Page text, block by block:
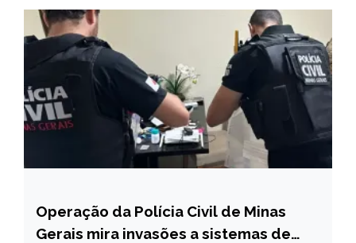
MINAS
GERAIS
Operação da Polícia Civil de Minas
Gerais mira invasões a sistemas de